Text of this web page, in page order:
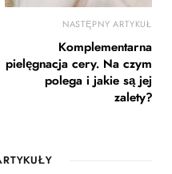
NASTĘPNY ARTYKUŁ
Komplementarna
pielęgnacja cery. Na czym
polega i jakie są jej
zalety?